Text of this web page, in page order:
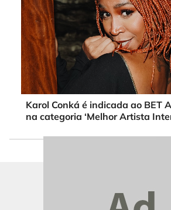
Karol Conká é indicada ao BET
na categoria ‘Melhor Artista